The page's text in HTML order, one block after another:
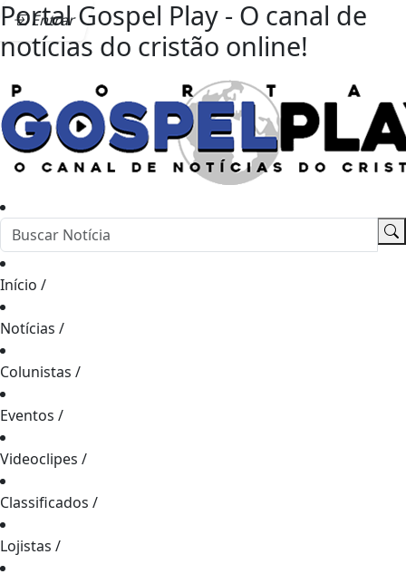
Portal Gospel Play - O canal de
notícias do cristão online!
Entrar
Início /
Notícias /
Colunistas /
Eventos /
Videoclipes /
Classificados /
Lojistas /